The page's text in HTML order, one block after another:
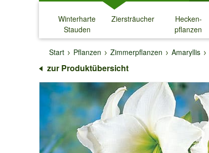
Winterharte
Stauden
↓
Ziersträucher
↓
Hecken-
pflanzen
↓
Start
Pflanzen Zimmerpflanzen Amaryllis
zur Produktübersicht